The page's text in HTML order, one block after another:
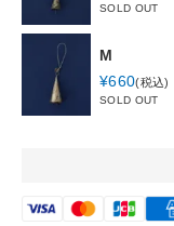
ご利用ガイド
お問い合わせ
SOLD OUT
M
¥660 税込
SOLD OUT